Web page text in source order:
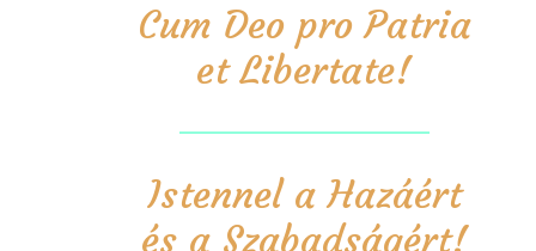
Cum Deo pro Patria
et Libertate!
Istennel a Hazáért
és a Szabadságért!